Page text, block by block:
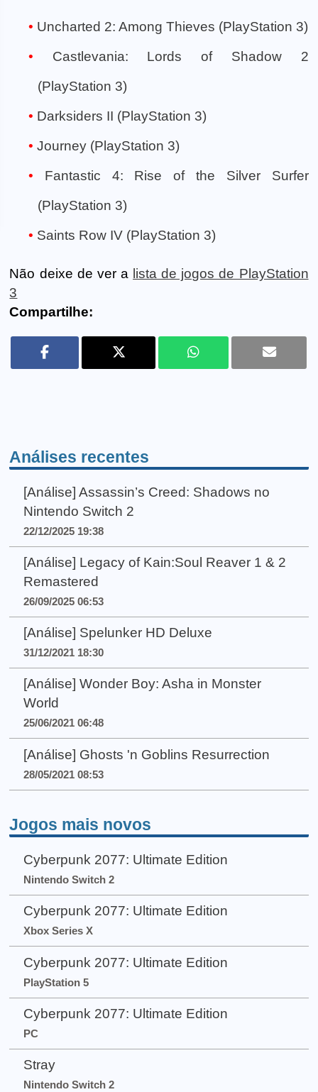
Uncharted 2: Among Thieves (PlayStation 3)
Castlevania: Lords of Shadow 2
(PlayStation 3)
Darksiders II (PlayStation 3)
Journey (PlayStation 3)
Fantastic 4: Rise of the Silver Surfer
(PlayStation 3)
Saints Row IV (PlayStation 3)
Não deixe de ver a lista de jogos de PlayStation
3
Compartilhe:
Análises recentes
[Análise] Assassin’s Creed: Shadows no
Nintendo Switch 2
22/12/2025 19:38
[Análise] Legacy of Kain:Soul Reaver 1 & 2
Remastered
26/09/2025 06:53
[Análise] Spelunker HD Deluxe
31/12/2021 18:30
[Análise] Wonder Boy: Asha in Monster
World
25/06/2021 06:48
[Análise] Ghosts 'n Goblins Resurrection
28/05/2021 08:53
Jogos mais novos
Cyberpunk 2077: Ultimate Edition
Nintendo Switch 2
Cyberpunk 2077: Ultimate Edition
Xbox Series X
Cyberpunk 2077: Ultimate Edition
PlayStation 5
Cyberpunk 2077: Ultimate Edition
PC
Stray
Nintendo Switch 2